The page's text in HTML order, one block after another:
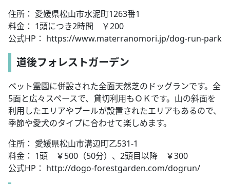
住所： 愛媛県松山市水泥町1263番1
料金： 1頭につき2時間 ￥200
公式HP： https://www.materranomori.jp/dog-run-park
道後フォレストガーデン
ペット霊園に併設された全面天然芝のドッグランです。全
5面と広々スペースで、貸切利用もＯＫです。山の斜面を
利用したエリアやプールが設置されたエリアもあるので、
季節や愛犬のタイプに合わせて楽しめます。
住所： 愛媛県松山市溝辺町乙531-1
料金： 1頭 ￥500（50分）、2頭目以降 ￥300
公式HP： http://dogo-forestgarden.com/dogrun/